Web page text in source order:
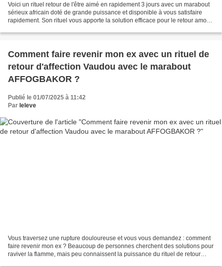
Voici un rituel retour de l'être aimé en rapidement 3 jours avec un marabout
sérieux africain doté de grande puissance et disponible à vous satisfaire
rapidement. Son rituel vous apporte la solution efficace pour le retour amour
Comment faire revenir mon ex avec un rituel de
retour d'affection Vaudou avec le marabout
AFFOGBAKOR ?
Publié le 01/07/2025 à 11:42
Par leleve
Vous traversez une rupture douloureuse et vous vous demandez : comment
faire revenir mon ex ? Beaucoup de personnes cherchent des solutions pour
raviver la flamme, mais peu connaissent la puissance du rituel de retour